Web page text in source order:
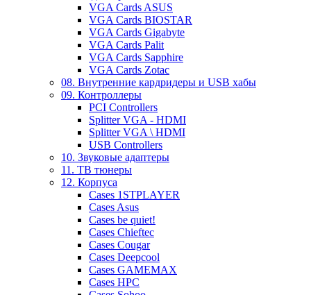
VGA Cards ASUS
VGA Cards BIOSTAR
VGA Cards Gigabyte
VGA Cards Palit
VGA Cards Sapphire
VGA Cards Zotac
08. Внутренние кардридеры и USB хабы
09. Контроллеры
PCI Controllers
Splitter VGA - HDMI
Splitter VGA \ HDMI
USB Controllers
10. Звуковые адаптеры
11. ТВ тюнеры
12. Корпуса
Cases 1STPLAYER
Cases Asus
Cases be quiet!
Cases Chieftec
Cases Cougar
Cases Deepcool
Cases GAMEMAX
Cases HPC